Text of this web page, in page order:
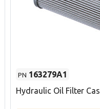
PN 163279A1
Hydraulic Oil Filter